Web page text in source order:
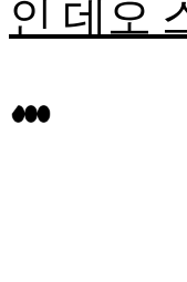
인 데오